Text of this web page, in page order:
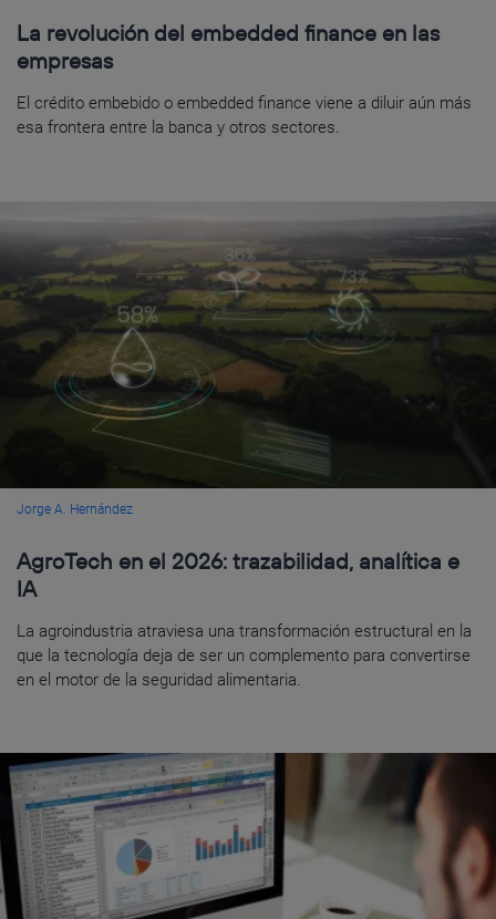
La revolución del embedded finance en las
empresas
El crédito embebido o embedded finance viene a diluir aún más
esa frontera entre la banca y otros sectores.
Jorge A. Hernández
AgroTech en el 2026: trazabilidad, analítica e
IA
La agroindustria atraviesa una transformación estructural en la
que la tecnología deja de ser un complemento para convertirse
en el motor de la seguridad alimentaria.